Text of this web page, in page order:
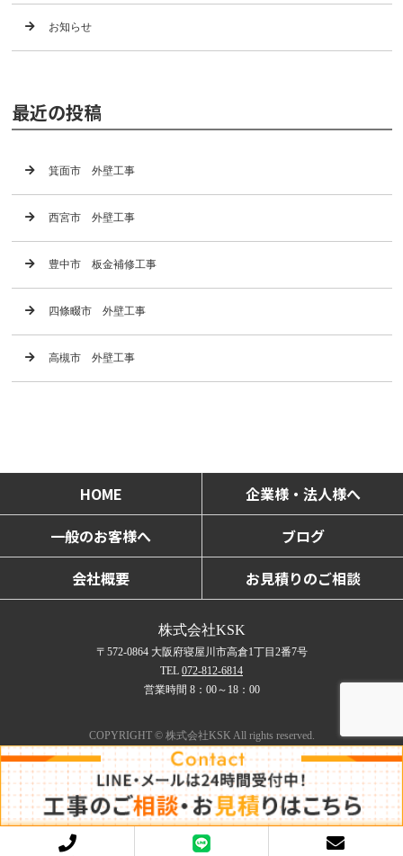
お知らせ
最近の投稿
箕面市 外壁工事
西宮市 外壁工事
豊中市 板金補修工事
四條畷市 外壁工事
高槻市 外壁工事
HOME
企業様・法人様へ
一般のお客様へ
ブログ
会社概要
お見積りのご相談
株式会社KSK
〒572-0864 大阪府寝屋川市高倉1丁目2番7号
TEL 072-812-6814
営業時間 8：00～18：00
COPYRIGHT © 株式会社KSK All rights reserved.